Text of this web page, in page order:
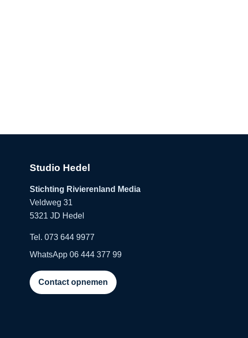
Studio Hedel
Stichting Rivierenland Media
Veldweg 31
5321 JD Hedel
Tel. 073 644 9977
WhatsApp 06 444 377 99
Contact opnemen